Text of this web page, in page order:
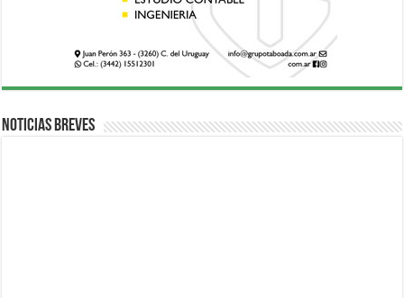
Noticias breves